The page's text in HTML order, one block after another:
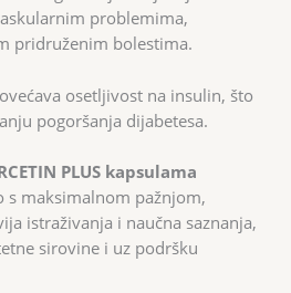
problemima,
pridruženim bolestima.
osetljivost na insulin, što
pogoršanja dijabetesa.
PLUS kapsulama
s maksimalnom pažnjom,
istraživanja i naučna saznanja,
sirovine i uz podršku